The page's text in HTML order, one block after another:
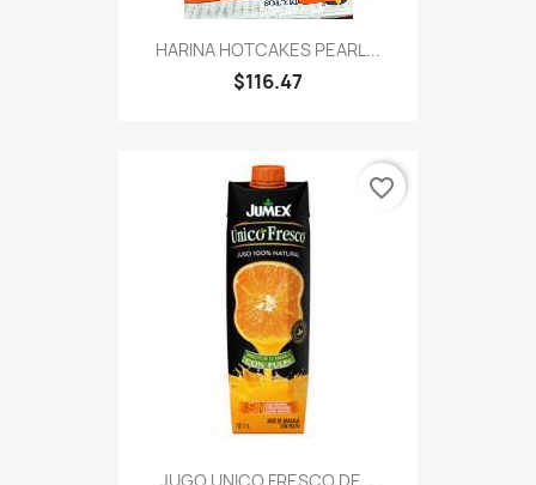
HARINA HOTCAKES PEARL...
$116.47
favorite_border